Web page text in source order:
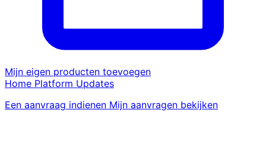
Mijn eigen producten toevoegen
Home Platform Updates
Een aanvraag indienen Mijn aanvragen bekijken